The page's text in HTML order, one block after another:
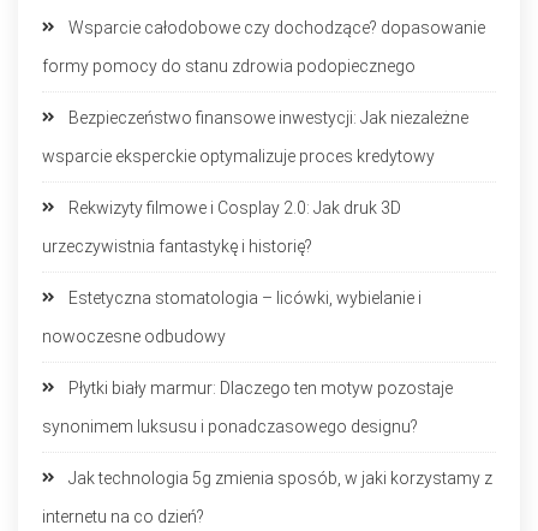
Wsparcie całodobowe czy dochodzące? dopasowanie
formy pomocy do stanu zdrowia podopiecznego
Bezpieczeństwo finansowe inwestycji: Jak niezależne
wsparcie eksperckie optymalizuje proces kredytowy
Rekwizyty filmowe i Cosplay 2.0: Jak druk 3D
urzeczywistnia fantastykę i historię?
Estetyczna stomatologia – licówki, wybielanie i
nowoczesne odbudowy
Płytki biały marmur: Dlaczego ten motyw pozostaje
synonimem luksusu i ponadczasowego designu?
Jak technologia 5g zmienia sposób, w jaki korzystamy z
internetu na co dzień?